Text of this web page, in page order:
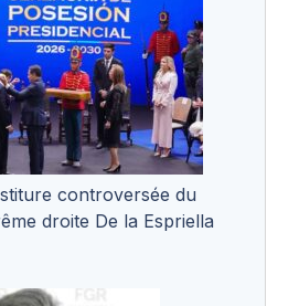
controversée du
droite De la Espriella